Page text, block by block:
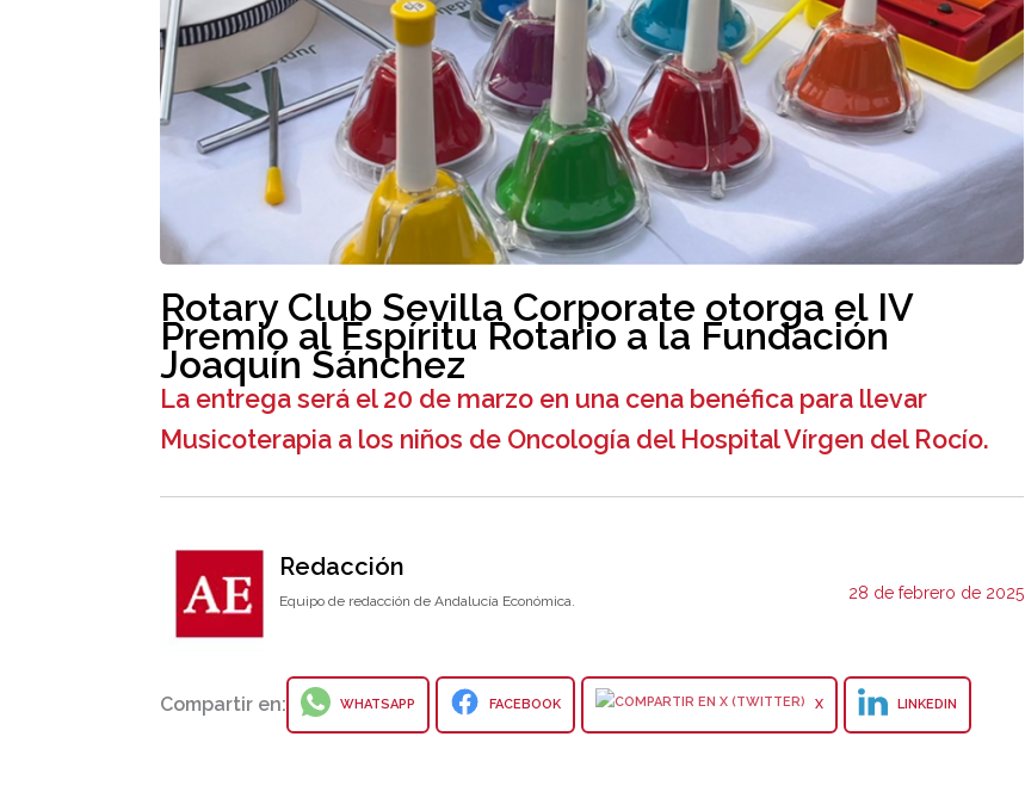
Rotary Club Sevilla Corporate otorga el IV
Premio al Espíritu Rotario a la Fundación
Joaquín Sánchez
La entrega será el 20 de marzo en una cena benéfica para llevar
Musicoterapia a los niños de Oncología del Hospital Vírgen del Rocío.
Redacción
Equipo de redacción de Andalucía Económica. 28 de febrero de 2025
Compartir en: WHATSAPP FACEBOOK X LINKEDIN